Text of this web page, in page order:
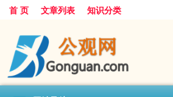
首 页 文章列表 知识分类